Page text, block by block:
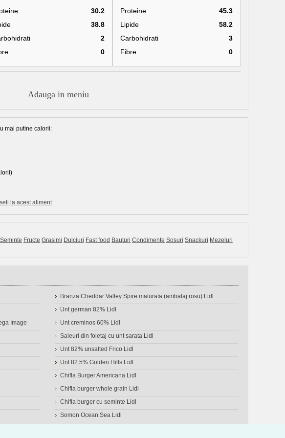
30.2
38.8
2
0
Proteine
45.3
Lipide
58.2
Carbohidrati
3
Fibre
0
Adauga in meniu
mai putine calorii:
la acest aliment
Seminte Fructe Grasimi Dulciuri Fast food Bauturi Condimente Sosuri Snackuri Mezeluri
Image
Branza Cheddar Valley Spire maturata (ambalaj rosu) Lidl
Unt german 82% Lidl
Unt creminos 60% Lidl
Saleuri din foietaj cu unt sarata Lidl
Unt 82% unsalted Frico Lidl
Unt 82.5% Golden Hills Lidl
Chifla Burger Americana Lidl
Chifla burger whole grain Lidl
Chifla burger cu seminte Lidl
Somon Ocean Sea Lidl